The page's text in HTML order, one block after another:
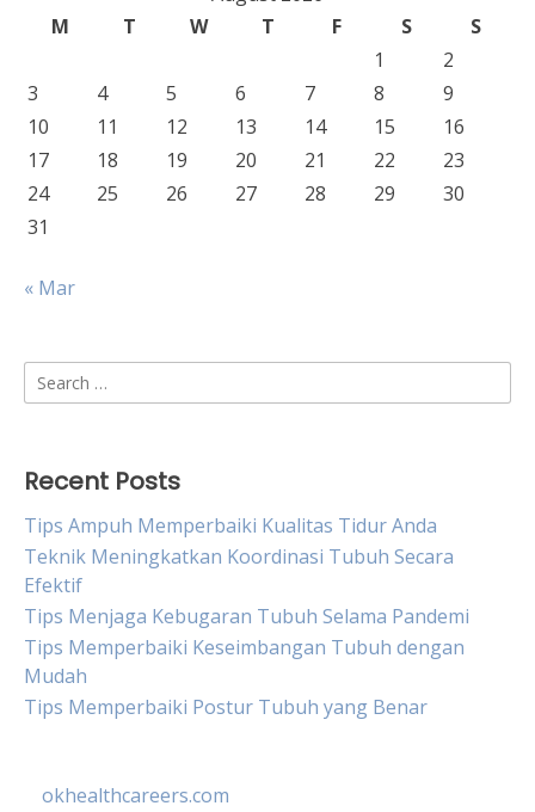
M
T W T F S
S
1
2
3
4 5 6 7 8
9
10
11 12 13 14 15
16
17
18 19 20 21 22
23
24
25 26 27 28 29
30
31
« Mar
Search
for:
Recent Posts
Tips Ampuh Memperbaiki Kualitas Tidur Anda
Teknik Meningkatkan Koordinasi Tubuh Secara
Efektif
Tips Menjaga Kebugaran Tubuh Selama Pandemi
Tips Memperbaiki Keseimbangan Tubuh dengan
Mudah
Tips Memperbaiki Postur Tubuh yang Benar
okhealthcareers.com